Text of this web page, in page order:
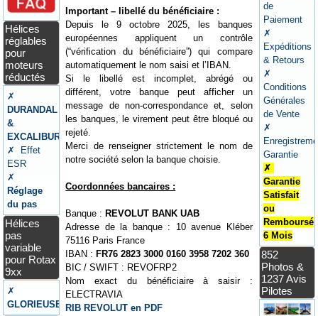
Hélices
réglables
pour
moteurs
réductés
✗
DURANDAL
&
EXCALIBUR
✗ Effet
ESR
✗
Réglage
du pas
Hélices
pas
variable
pour Rotax
9xx
✗
GLORIEUSE
Important – libellé du bénéficiaire :
Depuis le 9 octobre 2025, les banques
européennes appliquent un contrôle
(“vérification du bénéficiaire”) qui compare
automatiquement le nom saisi et l’IBAN.
Si le libellé est incomplet, abrégé ou
différent, votre banque peut afficher un
message de non-correspondance et, selon
les banques, le virement peut être bloqué ou
rejeté.
Merci de renseigner strictement le nom de
notre société selon la banque choisie.
Coordonnées bancaires :
Banque : REVOLUT BANK UAB
Adresse de la banque : 10 avenue Kléber
75116 Paris France
IBAN : FR76 2823 3000 0160 3958 7202 360
BIC / SWIFT : REVOFRP2
Nom exact du bénéficiaire à saisir :
ELECTRAVIA
RIB REVOLUT en PDF
de
Paiement
✗
Expéditions
& Retours
✗
Conditions
Générales
de Vente
✗
Garantie
✗
Garantie
Satisfait
ou
Remboursé
6 Mois
852
Photos &
1237 Avis
Pilotes